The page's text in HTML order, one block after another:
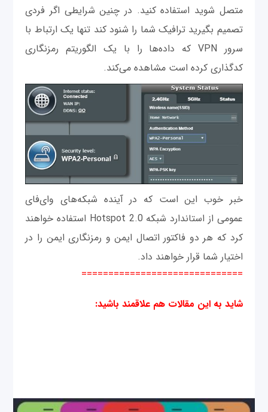
متصل شوید استفاده کنید. در چنین شرایطی اگر فردی
تصمیم بگیرید ترافیک شما را شنود کند تنها یک ارتباط با
سرور VPN که داده‌ها را با یک الگوریتم‌ رمزنگاری
کدگذاری کرده است مشاهده می‌کند.
خبر خوب این است که در آینده شبکه‌های وای‌فای
عمومی از استاندارد شبکه Hotspot 2.0 استفاده خواهند
کرد که هر دو فاکتور اتصال ایمن و رمزنگاری ایمن را در
اختیار شما قرار خواهند داد.
==============================
شاید به این مقالات هم علاقمند باشید: